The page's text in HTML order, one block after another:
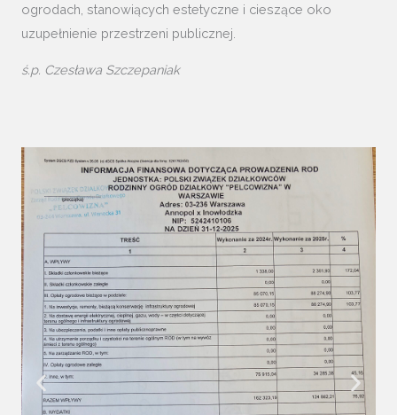
ogrodach, stanowiących estetyczne i cieszące oko
uzupełnienie przestrzeni publicznej.
ś.p. Czesława Szczepaniak